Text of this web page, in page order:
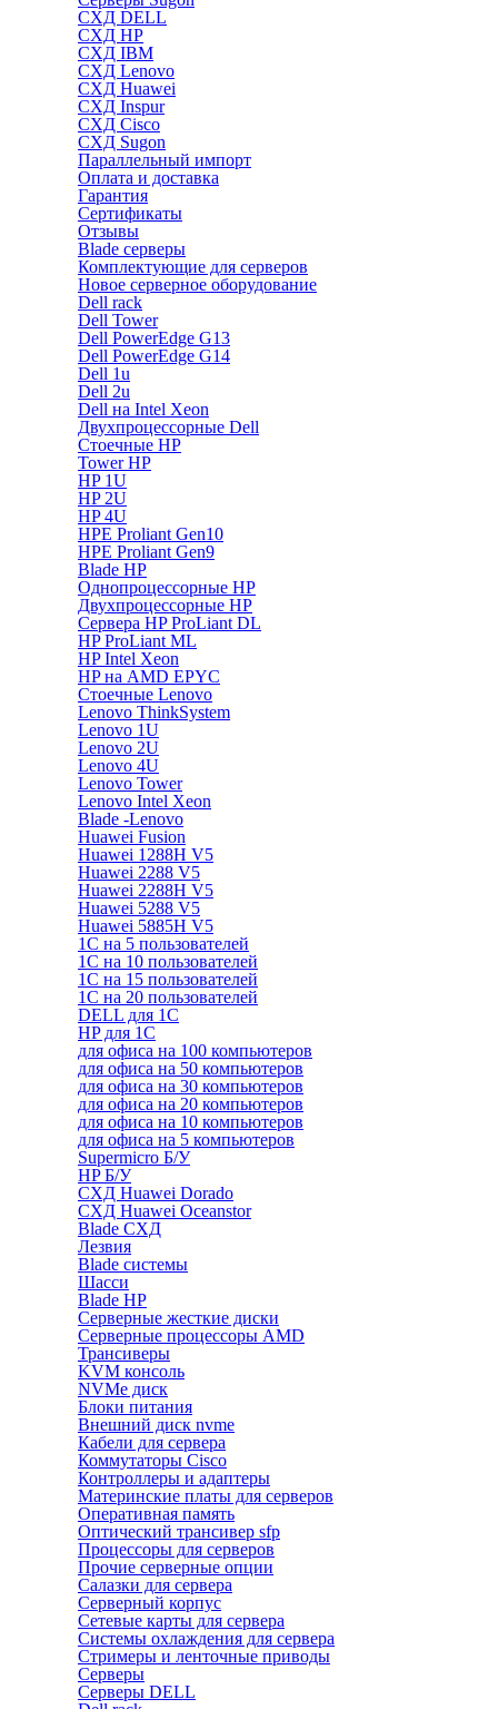
СХД DELL
СХД HP
СХД IBM
СХД Lenovo
СХД Huawei
СХД Inspur
СХД Cisco
СХД Sugon
Параллельный импорт
Оплата и доставка
Гарантия
Сертификаты
Отзывы
Blade серверы
Комплектующие для серверов
Новое серверное оборудование
Dell rack
Dell Tower
Dell PowerEdge G13
Dell PowerEdge G14
Dell 1u
Dell 2u
Dell на Intel Xeon
Двухпроцессорные Dell
Стоечные HP
Tower HP
HP 1U
HP 2U
HP 4U
HPE Proliant Gen10
HPE Proliant Gen9
Blade HP
Однопроцессорные HP
Двухпроцессорные HP
Сервера HP ProLiant DL
HP ProLiant ML
HP Intel Xeon
HP на AMD EPYC
Стоечные Lenovo
Lenovo ThinkSystem
Lenovo 1U
Lenovo 2U
Lenovo 4U
Lenovo Tower
Lenovo Intel Xeon
Blade -Lenovo
Huawei Fusion
Huawei 1288H V5
Huawei 2288 V5
Huawei 2288H V5
Huawei 5288 V5
Huawei 5885H V5
1С на 5 пользователей
1С на 10 пользователей
1С на 15 пользователей
1С на 20 пользователей
DELL для 1С
HP для 1С
для офиса на 100 компьютеров
для офиса на 50 компьютеров
для офиса на 30 компьютеров
для офиса на 20 компьютеров
для офиса на 10 компьютеров
для офиса на 5 компьютеров
Supermicro Б/У
HP Б/У
СХД Huawei Dorado
СХД Huawei Oceanstor
Blade СХД
Лезвия
Blade системы
Шасси
Blade HP
Серверные жесткие диски
Серверные процессоры AMD
Трансиверы
KVM консоль
NVMe диск
Блоки питания
Внешний диск nvme
Кабели для сервера
Коммутаторы Cisco
Контроллеры и адаптеры
Материнские платы для серверов
Оперативная память
Оптический трансивер sfp
Процессоры для серверов
Прочие серверные опции
Салазки для сервера
Серверный корпус
Сетевые карты для сервера
Системы охлаждения для сервера
Стримеры и ленточные приводы
Серверы
Серверы DELL